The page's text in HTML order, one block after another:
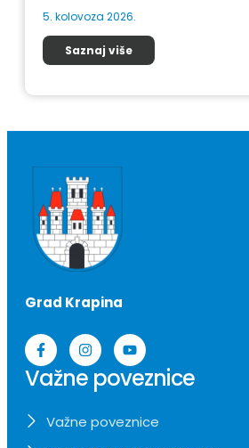
5. kolovoza 2026.
Saznaj više
Grad Krapina
Važne poveznice
Važne poveznice